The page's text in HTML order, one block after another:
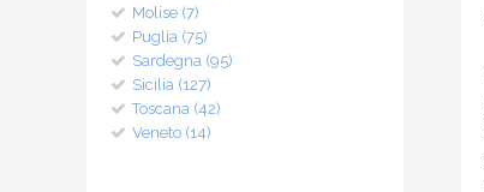
Molise (7)
Puglia (75)
Sardegna (95)
Sicilia (127)
Toscana (42)
Veneto (14)